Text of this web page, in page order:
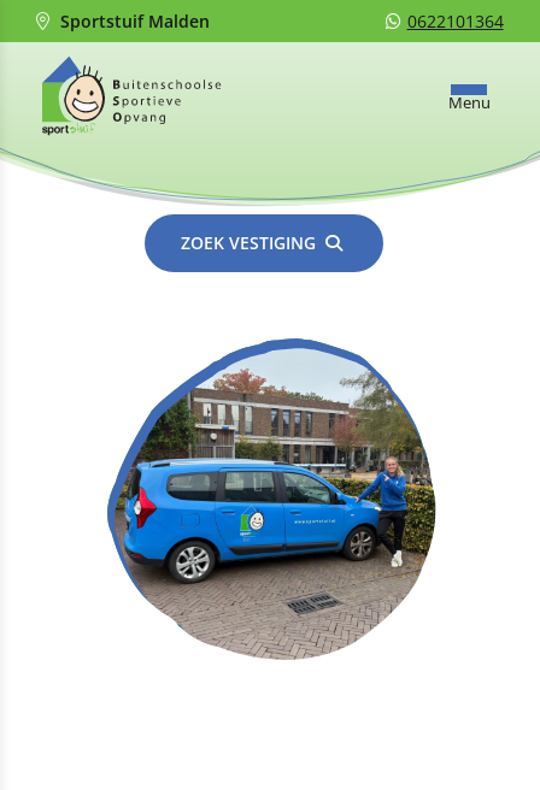
Sportstuif Malden 0622101364
Menu
ZOEK VESTIGING